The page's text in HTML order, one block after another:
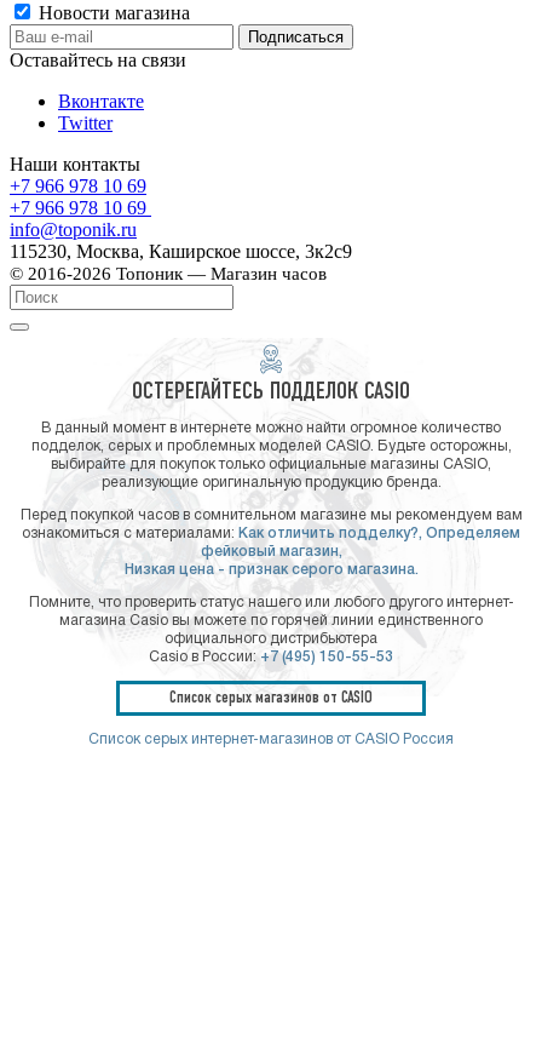
Новости магазина
Оставайтесь на связи
Вконтакте
Twitter
Наши контакты
+7 966 978 10 69
+7 966 978 10 69
info@toponik.ru
115230, Москва, Каширское шоссе, 3к2с9
© 2016-2026 Топоник — Магазин часов
ОСТЕРЕГАЙТЕСЬ ПОДДЕЛОК CASIO
В данный момент в интернете можно найти огромное количество
подделок, серых и проблемных моделей CASIO. Будьте осторожны,
выбирайте для покупок только официальные магазины CASIO,
реализующие оригинальную продукцию бренда.
Перед покупкой часов в сомнительном магазине мы рекомендуем вам
ознакомиться с материалами: Как отличить подделку?, Определяем
фейковый магазин,
Низкая цена - признак серого магазина.
Помните, что проверить статус нашего или любого другого интернет-
магазина Casio вы можете по горячей линии единственного
официального дистрибьютера
Casio в России: +7 (495) 150-55-53
Список серых магазинов от CASIO
Список серых интернет-магазинов от CASIO Россия